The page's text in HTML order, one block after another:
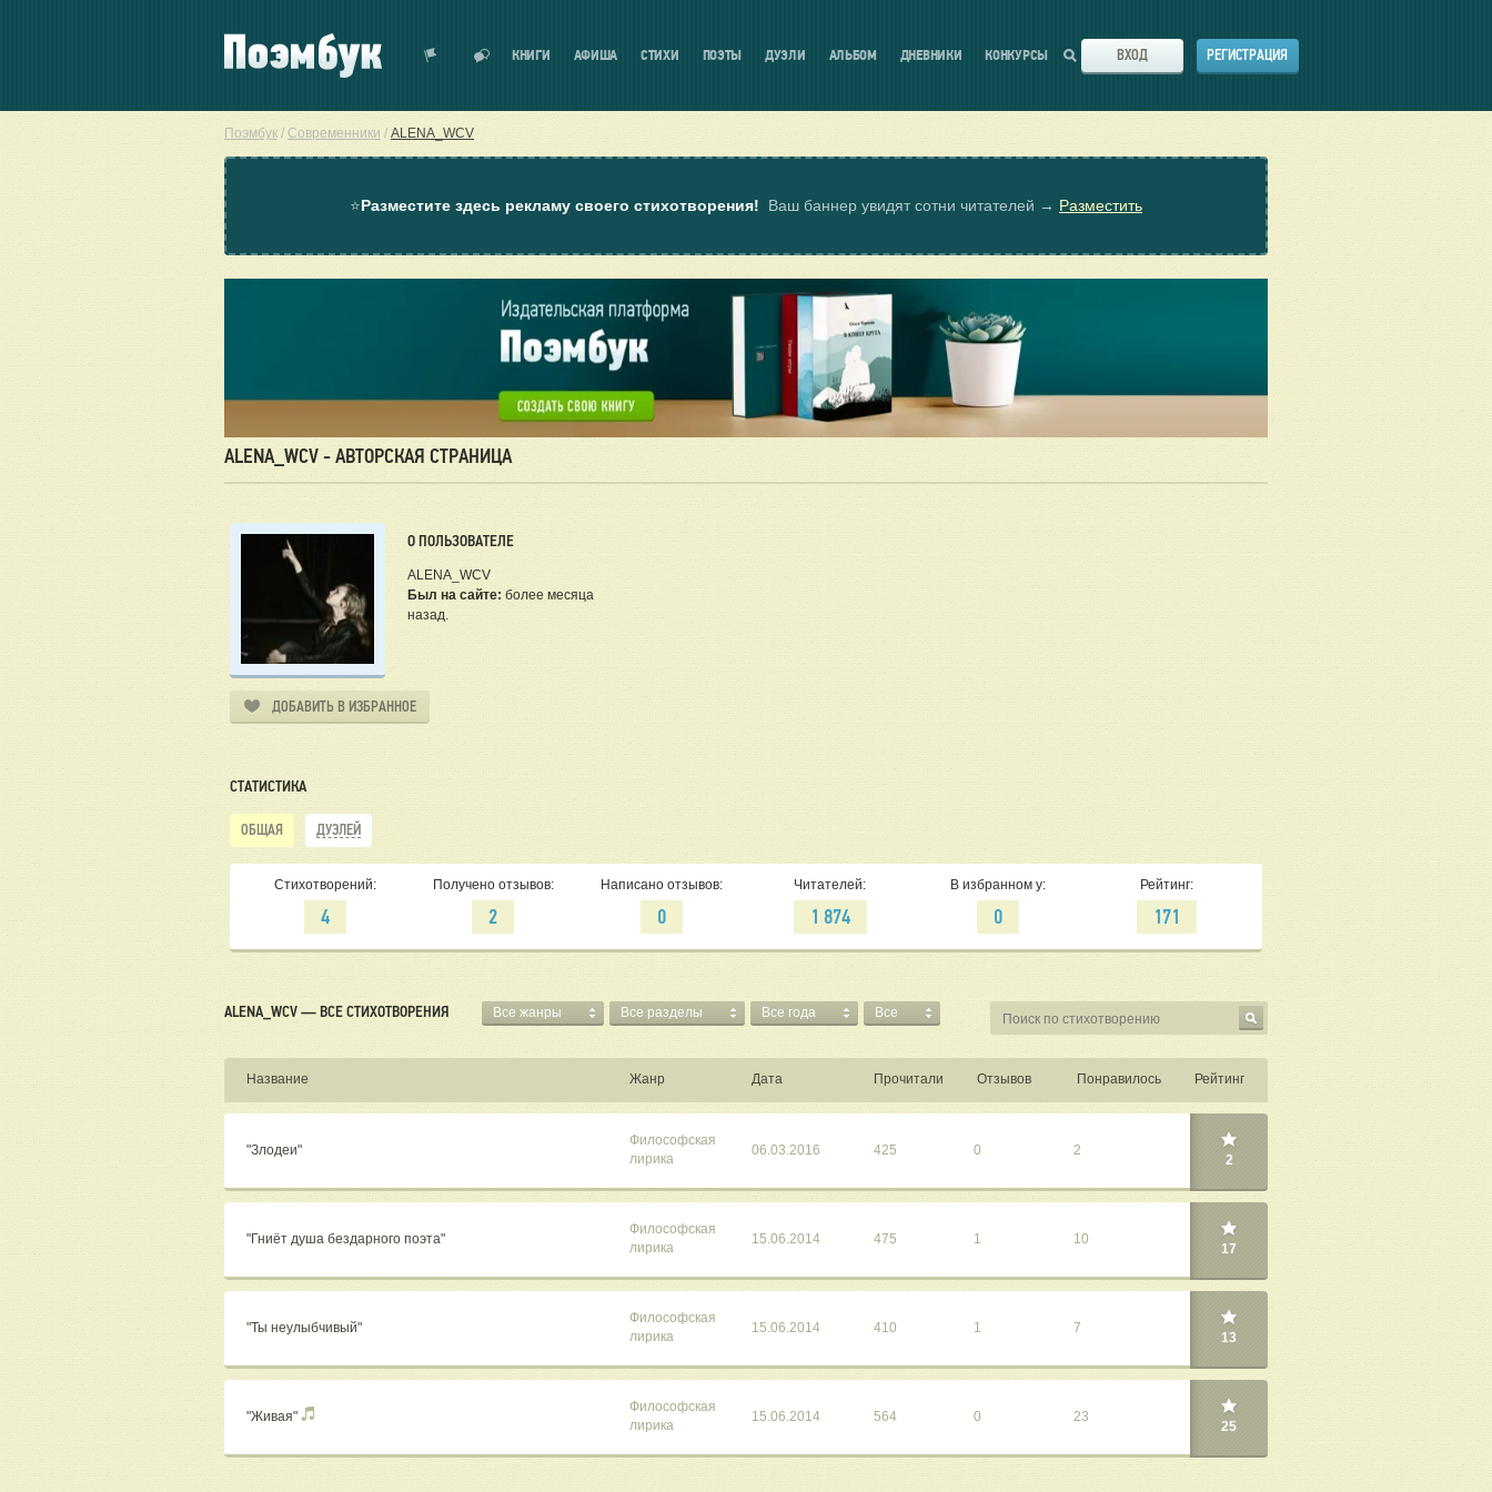
КНИГИ АФИША СТИХИ ПОЭТЫ ДУЭЛИ АЛЬБОМ ДНЕВНИКИ КОНКУРСЫ ВХОД РЕГИСТРАЦИЯ
Поэмбук / Современники / ALENA_WCV
⭐Разместите здесь рекламу своего стихотворения! Ваш баннер увидят сотни читателей → Разместить
ALENA_WCV - АВТОРСКАЯ СТРАНИЦА
О ПОЛЬЗОВАТЕЛЕ
ALENA_WCV
Был на сайте: более месяца
назад.
ДОБАВИТЬ В ИЗБРАННОЕ
СТАТИСТИКА
ОБЩАЯ ДУЭЛЕЙ
Стихотворений:
4
Получено отзывов:
2
Написано отзывов:
0
Читателей:
1 874
В избранном у:
0
Рейтинг:
171
ALENA_WCV — ВСЕ СТИХОТВОРЕНИЯ Все жанры Все разделы Все года Все
Название Жанр Дата Прочитали Отзывов Понравилось Рейтинг
"Злодеи"
Философская
лирика
06.03.2016 425 0 2
2
"Гниёт душа бездарного поэта"
Философская
лирика
15.06.2014 475 1 10
17
"Ты неулыбчивый"
Философская
лирика
15.06.2014 410 1 7
13
"Живая"
Философская
лирика
15.06.2014 564 0 23
25